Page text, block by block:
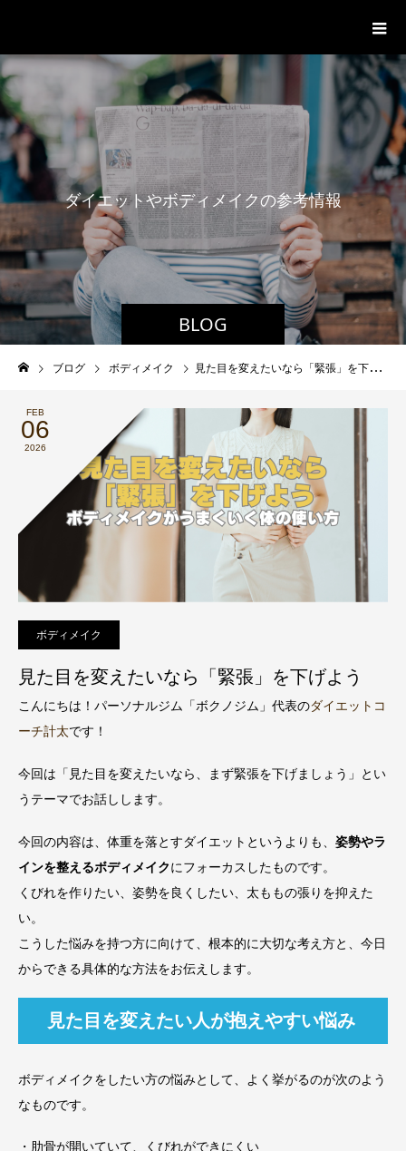
BLOG
ダイエットやボディメイクの参考情報
ブログ ボディメイク 見た目を変えたいなら「緊張」を下げよう
FEB
06
2026
ボディメイク
見た目を変えたいなら「緊張」を下げよう
こんにちは！パーソナルジム「ボクノジム」代表のダイエットコ
ーチ計太です！
今回は「見た目を変えたいなら、まず緊張を下げましょう」とい
うテーマでお話しします。
今回の内容は、体重を落とすダイエットというよりも、 姿勢やラ
インを整えるボディメイクにフォーカスしたものです。
くびれを作りたい、姿勢を良くしたい、太ももの張りを抑えた
い。
こうした悩みを持つ方に向けて、根本的に大切な考え方と、今日
からできる具体的な方法をお伝えします。
見た目を変えたい人が抱えやすい悩み
ボディメイクをしたい方の悩みとして、よく挙がるのが次のよう
なものです。
・肋骨が開いていて、くびれができにくい